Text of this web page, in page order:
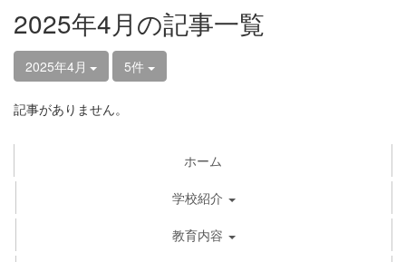
2025年4月の記事一覧
2025年4月 5件
記事がありません。
ホーム
学校紹介
教育内容